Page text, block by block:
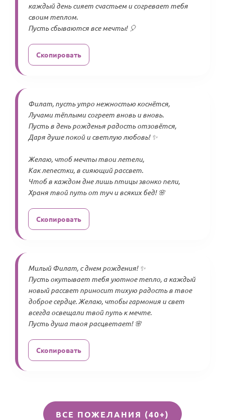
каждый день сияет счастьем и согревает тебя
своим теплом.
Пусть сбываются все мечты! 🎈
Скопировать
Филат, пусть утро нежностью коснётся,
Лучами тёплыми согреет вновь и вновь.
Пусть в день рожденья радость отзовётся,
Даря душе покой и светлую любовь! ✨
Желаю, чтоб мечты твои летели,
Как лепестки, в сияющий рассвет.
Чтоб в каждом дне лишь птицы звонко пели,
Храня твой путь от туч и всяких бед! 🌸
Скопировать
Милый Филат, с днем рождения! ✨
Пусть окутывает тебя уютное тепло, а каждый
новый рассвет приносит тихую радость в твое
доброе сердце. Желаю, чтобы гармония и свет
всегда освещали твой путь к мечте.
Пусть душа твоя расцветает! 🌸
Скопировать
ВСЕ ПОЖЕЛАНИЯ (40+)